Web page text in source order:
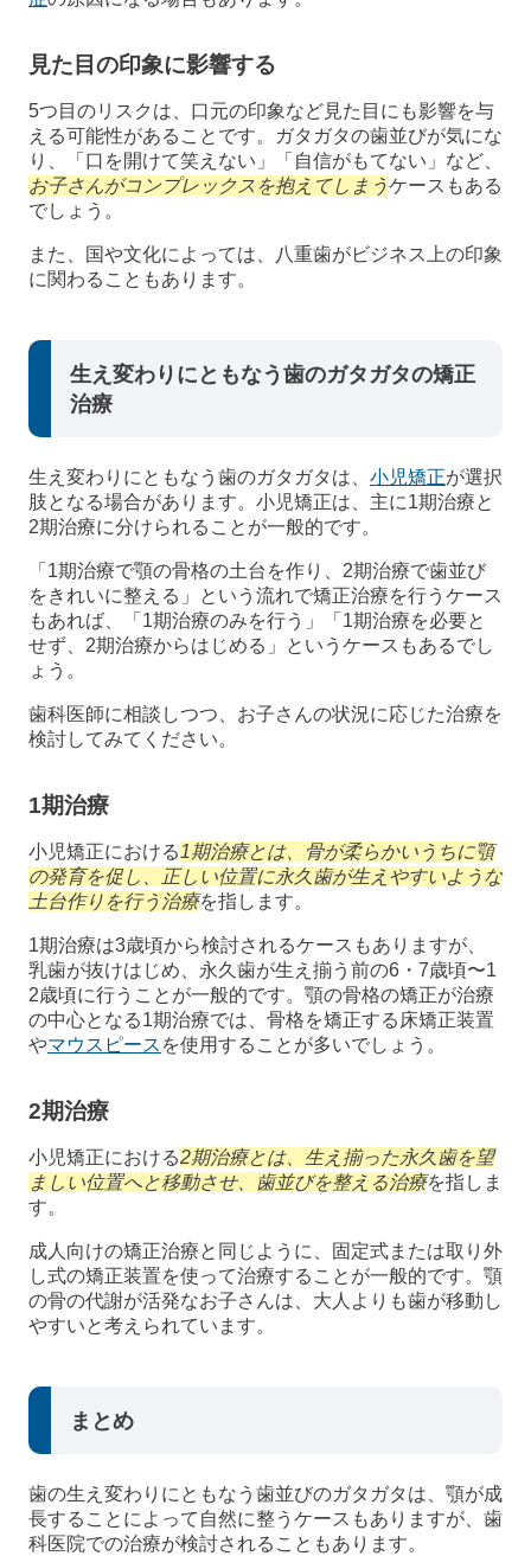
見た目の印象に影響する
5つ目のリスクは、口元の印象など見た目にも影響を与
える可能性があることです。ガタガタの歯並びが気にな
り、「口を開けて笑えない」「自信がもてない」など、
お子さんがコンプレックスを抱えてしまうケースもある
でしょう。
また、国や文化によっては、八重歯がビジネス上の印象
に関わることもあります。
生え変わりにともなう歯のガタガタの矯正
治療
生え変わりにともなう歯のガタガタは、 小児矯正が選択
肢となる場合があります。小児矯正は、主に1期治療と
2期治療に分けられることが一般的です。
「1期治療で顎の骨格の土台を作り、2期治療で歯並び
をきれいに整える」という流れで矯正治療を行うケース
もあれば、「1期治療のみを行う」「1期治療を必要と
せず、2期治療からはじめる」というケースもあるでし
ょう。
歯科医師に相談しつつ、お子さんの状況に応じた治療を
検討してみてください。
1期治療
小児矯正における1期治療とは、骨が柔らかいうちに顎
の発育を促し、正しい位置に永久歯が生えやすいような
土台作りを行う治療を指します。
1期治療は3歳頃から検討されるケースもありますが、
乳歯が抜けはじめ、永久歯が生え揃う前の6・7歳頃〜1
2歳頃に行うことが一般的です。顎の骨格の矯正が治療
の中心となる1期治療では、骨格を矯正する床矯正装置
やマウスピース を使用することが多いでしょう。
2期治療
小児矯正における2期治療とは、生え揃った永久歯を望
ましい位置へと移動させ、歯並びを整える治療を指しま
す。
成人向けの矯正治療と同じように、固定式または取り外
し式の矯正装置を使って治療することが一般的です。顎
の骨の代謝が活発なお子さんは、大人よりも歯が移動し
やすいと考えられています。
まとめ
歯の生え変わりにともなう歯並びのガタガタは、顎が成
長することによって自然に整うケースもありますが、歯
科医院での治療が検討されることもあります。